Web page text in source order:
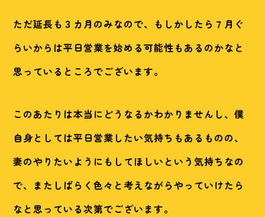
ただ延長も３カ月のみなので、もしかしたら７月ぐ
らいからは平日営業を始める可能性もあるのかなと
思っているところでございます。
このあたりは本当にどうなるかわかりませんし、僕
自身としては平日営業したい気持ちもあるものの、
妻のやりたいようにもしてほしいという気持ちなの
で、またしばらく色々と考えながらやっていけたら
なと思っている次第でございます。